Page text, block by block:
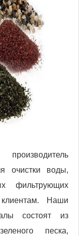
очистки воды,
фильтрующих
Наши
состоят из
песка,